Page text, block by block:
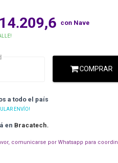
con Nave
COMPRAR
a todo el país
ENVÍO!
en Bracatech.
comunicarse por Whatsapp para